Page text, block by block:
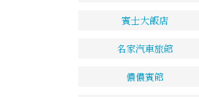
賓士大飯店
名家汽車旅館
儂儂賓館